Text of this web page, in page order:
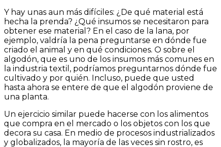
Y hay unas aun más difíciles: ¿De qué material está
hecha la prenda? ¿Qué insumos se necesitaron para
obtener ese material? En el caso de la lana, por
ejemplo, valdría la pena preguntarse en dónde fue
criado el animal y en qué condiciones. O sobre el
algodón, que es uno de los insumos más comunes en
la industria textil, podríamos preguntarnos dónde fue
cultivado y por quién. Incluso, puede que usted
hasta ahora se entere de que el algodón proviene de
una planta.
Un ejercicio similar puede hacerse con los alimentos
que compra en el mercado o los objetos con los que
decora su casa. En medio de procesos industrializados
y globalizados, la mayoría de las veces sin rostro, es